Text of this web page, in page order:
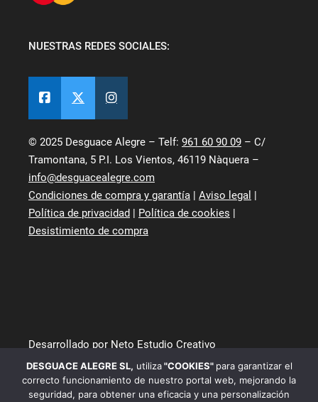
NUESTRAS REDES SOCIALES:
© 2025 Desguace Alegre – Telf: 961 60 90 09 – C/
Tramontana, 5 P.I. Los Vientos, 46119 Nàquera –
info@desguacealegre.com
Condiciones de compra y garantía | Aviso legal |
Política de privacidad | Política de cookies |
Desistimiento de compra
Desarrollado por Neto Estudio Creativo
DESGUACE ALEGRE SL, utiliza"COOKIES" para garantizar el
correcto funcionamiento de nuestro portal web, mejorando la
seguridad, para obtener una eficacia y una personalización